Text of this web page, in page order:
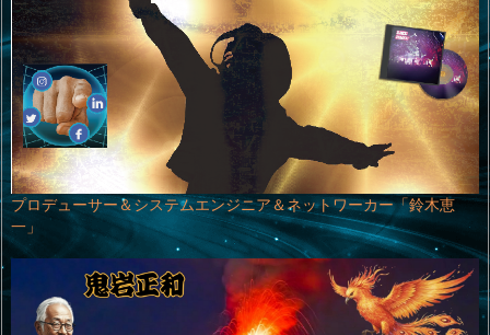
プロデューサー＆システムエンジニア＆ネットワーカー「鈴木恵
一」